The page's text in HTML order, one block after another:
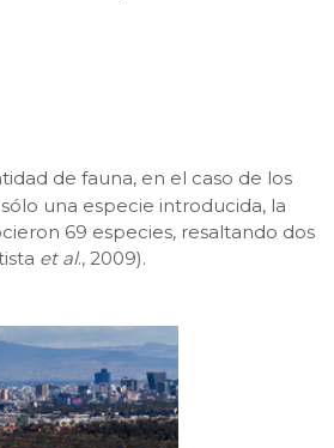
de fauna, en el caso de los
una especie introducida, la
69 especies, resaltando dos
et al., 2009).